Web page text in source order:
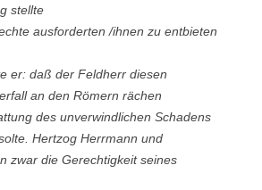
stellte
ausforderten /ihnen zu entbieten
er: daß der Feldherr diesen
an den Römern rächen
des unverwindlichen Schadens
Hertzog Herrmann und
zwar die Gerechtigkeit seines